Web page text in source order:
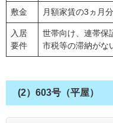
敷金 月額家賃の3ヵ月分
入居
要件
世帯向け、連帯保
市税等の滞納がな
(2）603号（平屋）